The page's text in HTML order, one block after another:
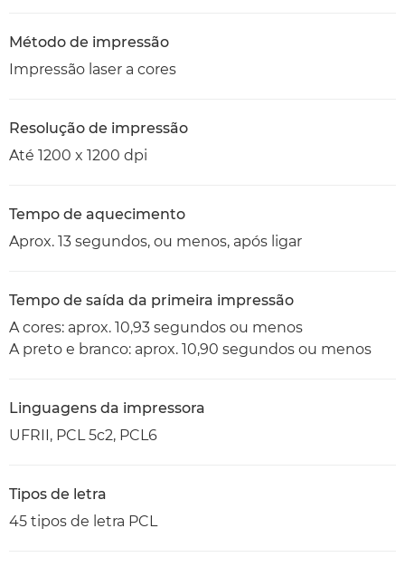
Método de impressão
Impressão laser a cores
Resolução de impressão
Até 1200 x 1200 dpi
Tempo de aquecimento
Aprox. 13 segundos, ou menos, após ligar
Tempo de saída da primeira impressão
A cores: aprox. 10,93 segundos ou menos
A preto e branco: aprox. 10,90 segundos ou menos
Linguagens da impressora
UFRII, PCL 5c2, PCL6
Tipos de letra
45 tipos de letra PCL